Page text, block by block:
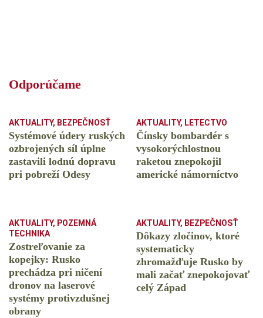
Odporúčame
AKTUALITY, BEZPEČNOSŤ
Systémové údery ruských
ozbrojených síl úplne
zastavili lodnú dopravu
pri pobreží Odesy
AKTUALITY, LETECTVO
Čínsky bombardér s
vysokorýchlostnou
raketou znepokojil
americké námorníctvo
AKTUALITY, POZEMNÁ
TECHNIKA
Zostreľovanie za
kopejky: Rusko
prechádza pri ničení
dronov na laserové
systémy protivzdušnej
obrany
AKTUALITY, BEZPEČNOSŤ
Dôkazy zločinov, ktoré
systematicky
zhromažďuje Rusko by
mali začať znepokojovať
celý Západ